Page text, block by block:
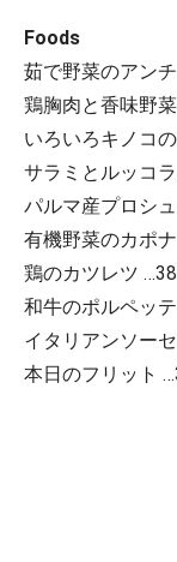
Foods
茹で野菜のアン
鶏胸肉と香味野
いろいろキノコ
サラミとルッコ
パルマ産プロシ
有機野菜のカポ
鶏のカツレツ
和牛のポルペッ
イタリアンソー
本日のフリット